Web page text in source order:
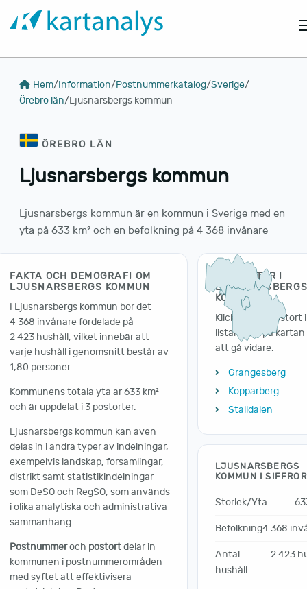
Hem/Information/Postnummerkatalog/Sverige/
Örebro län/Ljusnarsbergs kommun
ÖREBRO LÄN
Ljusnarsbergs kommun
Ljusnarsbergs kommun är en kommun i Sverige med en
yta på 633 km² och en befolkning på 4 368 invånare
FAKTA OCH DEMOGRAFI OM
LJUSNARSBERGS KOMMUN
I Ljusnarsbergs kommun bor det
4 368 invånare fördelade på
2 423 hushåll, vilket innebär att
varje hushåll i genomsnitt består av
1,80 personer.
Kommunens totala yta är 633 km²
och är uppdelat i 3 postorter.
Ljusnarsbergs kommun kan även
delas in i andra typer av indelningar,
exempelvis landskap, församlingar,
distrikt samt statistikindelningar
som DeSO och RegSO, som används
i olika analytiska och administrativa
sammanhang.
Postnummeroch postortdelar in
kommunen i postnummerområden
med syftet att effektivisera
POSTORTER I
KOMMUN
Klicka på en postort i
listan eller på kartan
att gå vidare.
Grängesberg
Kopparberg
Ställdalen
LJUSNARSBERGS
KOMMUN I SIFFROR
Storlek/Yta
Befolkning4 368
Antal
hushåll
2 423